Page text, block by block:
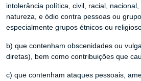
intolerância política, civil, racial,
natureza, e ódio contra pessoas ou
especialmente grupos étnicos ou
b) que contenham obscenidades ou
diretas), bem como contribuições que
c) que contenham ataques pessoais,